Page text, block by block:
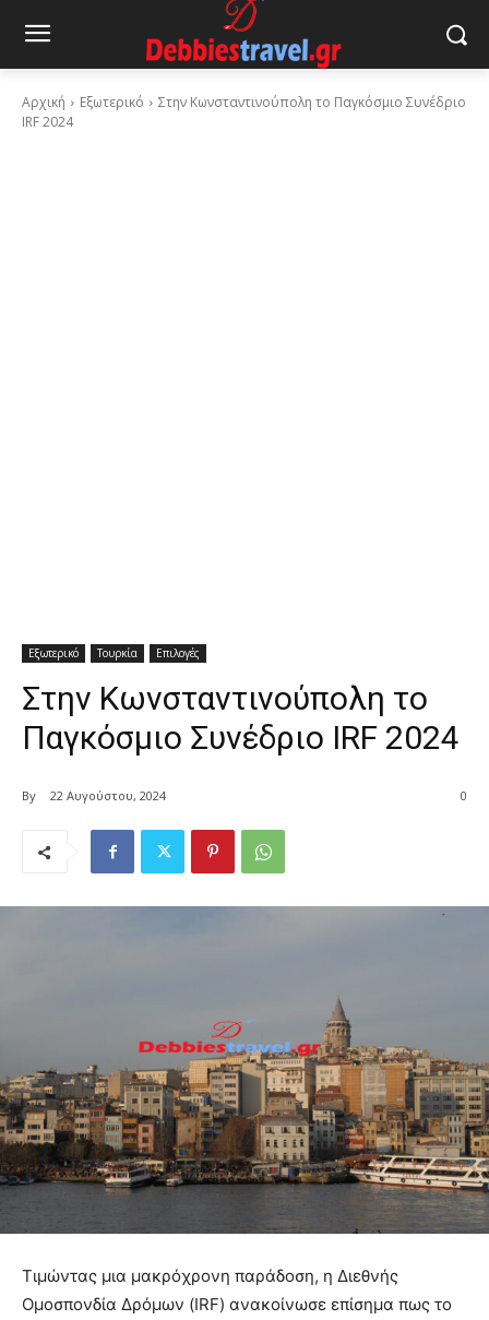
Αρχική Εξωτερικό
Στην Κωνσταντινούπολη το Παγκόσμιο Συνέδριο
IRF 2024
Εξωτερικό Τουρκία Επιλογές
Στην Κωνσταντινούπολη το
Παγκόσμιο Συνέδριο IRF 2024
By 22 Αυγούστου, 2024 0
Τιμώντας μια μακρόχρονη παράδοση, η Διεθνής
Ομοσπονδία Δρόμων (IRF) ανακοίνωσε επίσημα πως το